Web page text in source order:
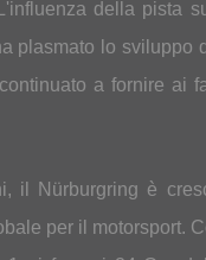
della pista
plasmato lo sviluppo
a fornire ai
il Nürburgring è
per il motorsport.